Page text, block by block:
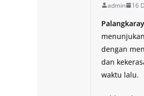
admin 16
dengan
dan
waktu lalu.